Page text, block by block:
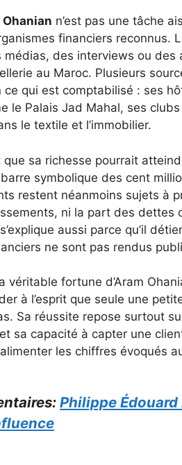
Ohanian n’est pas une tâche
financiers reconnus.
médias, des interviews ou des
au Maroc. Plusieurs
qui est comptabilisé : ses
le Palais Jad Mahal, ses
le textile et l’immobilier.
sa richesse pourrait
symbolique des cent
restent néanmoins sujets à
ni la part des dettes
aussi parce qu’il
ne sont pas rendus
véritable fortune d’Aram
à l’esprit que seule une
Sa réussite repose surtout
sa capacité à capter une
les chiffres évoqués
Philippe Édouard